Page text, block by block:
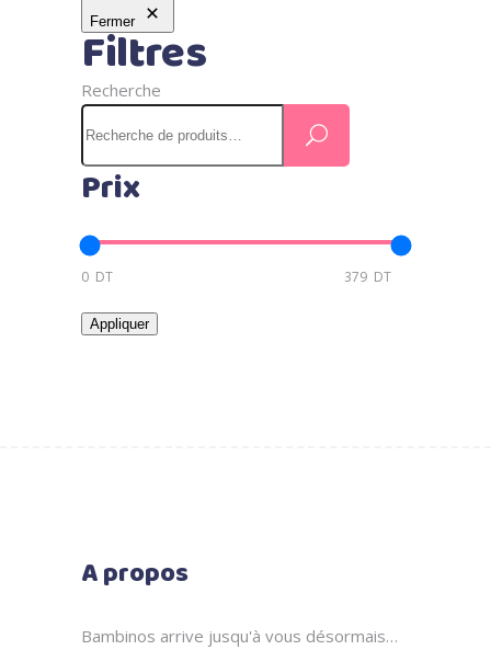
Fermer
Filtres
Recherche
Prix
Appliquer
A propos
Bambinos arrive jusqu'à vous désormais…